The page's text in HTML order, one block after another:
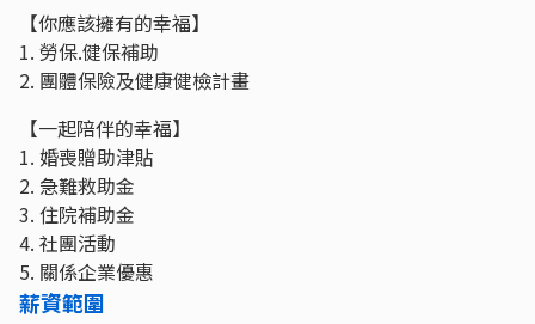
【你應該擁有的幸福】
1. 勞保.健保補助
2. 團體保險及健康健檢計畫
【一起陪伴的幸福】
1. 婚喪贈助津貼
2. 急難救助金
3. 住院補助金
4. 社團活動
5. 關係企業優惠
薪資範圍